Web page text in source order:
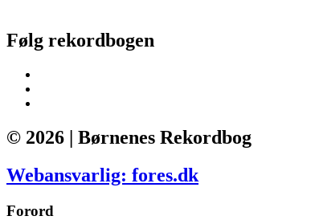
Følg rekordbogen
© 2026 | Børnenes Rekordbog
Webansvarlig: fores.dk
Forord